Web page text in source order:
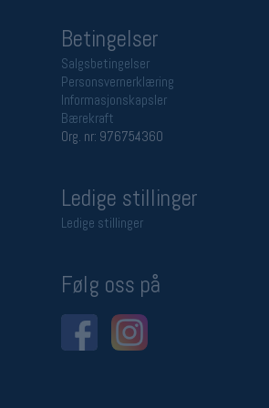
Betingelser
Salgsbetingelser
Personsvernerklæring
Informasjonskapsler
Bærekraft
Org. nr: 976754360
Ledige stillinger
Ledige stillinger
Følg oss på